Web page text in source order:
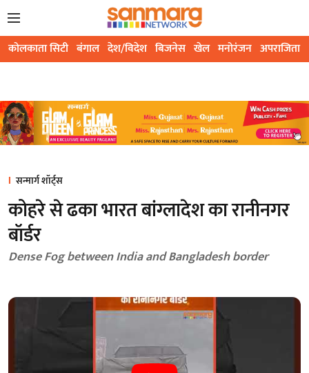
कोलकाता सिटी बंगाल देश/विदेश बिजनेस खेल मनोरंजन अपराजिता
सन्मार्ग शॉर्ट्स
कोहरे से ढका भारत बांग्लादेश का रानीनगर
बॉर्डर
Dense Fog between India and Bangladesh border